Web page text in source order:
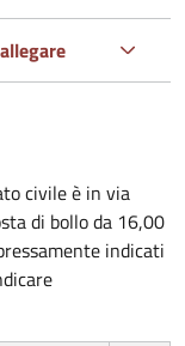
civile è in via
di bollo da 16,00
indicati